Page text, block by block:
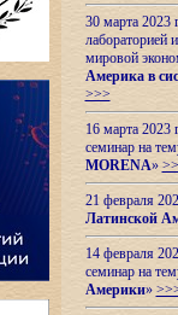
30 марта 2023
лабораторией
мировой
Америка в
>>>
16 марта 2023
семинар на
MORENA»
21 февраля
Латинской
14 февраля
семинар на
Америки»